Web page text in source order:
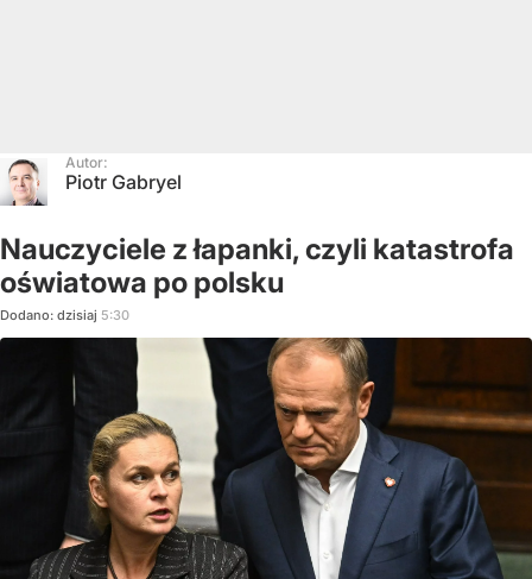
Autor:
Piotr Gabryel
Nauczyciele z łapanki, czyli katastrofa
oświatowa po polsku
Dodano: dzisiaj 5:30